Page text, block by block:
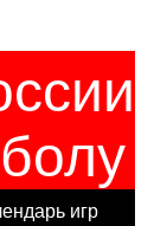
игр